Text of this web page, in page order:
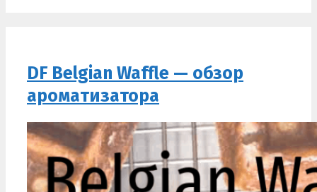
DF Belgian Waffle — обзор
ароматизатора